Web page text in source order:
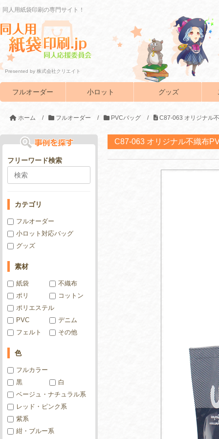
同人用紙袋印刷の専門サイト！
Presented by 株式会社クリエイト
フルオーダー 小ロット グッズ
ホーム / フルオーダー / PVCバッグ / C87-063 オリジナル
C87-063 オリジナル不織布
フリーワード検索
カテゴリ
フルオーダー
小ロット対応バッグ
グッズ
素材
紙袋
不織布
ポリ
コットン
ポリエステル
PVC
デニム
フェルト
その他
色
フルカラー
黒
白
ベージュ・ナチュラル系
レッド・ピンク系
紫系
紺・ブルー系